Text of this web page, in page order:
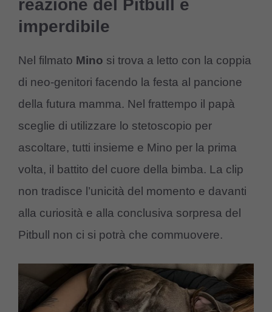
reazione del Pitbull è
imperdibile
Nel filmato Mino si trova a letto con la coppia
di neo-genitori facendo la festa al pancione
della futura mamma. Nel frattempo il papà
sceglie di utilizzare lo stetoscopio per
ascoltare, tutti insieme e Mino per la prima
volta, il battito del cuore della bimba. La clip
non tradisce l’unicità del momento e davanti
alla curiosità e alla conclusiva sorpresa del
Pitbull non ci si potrà che commuovere.